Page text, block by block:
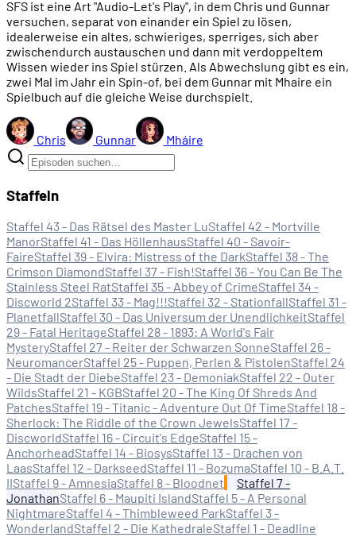
SFS ist eine Art "Audio-Let's Play", in dem Chris und Gunnar
versuchen, separat von einander ein Spiel zu lösen,
idealerweise ein altes, schwieriges, sperriges, sich aber
zwischendurch austauschen und dann mit verdoppeltem
Wissen wieder ins Spiel stürzen. Als Abwechslung gibt es ein,
zwei Mal im Jahr ein Spin-of, bei dem Gunnar mit Mhaire ein
Spielbuch auf die gleiche Weise durchspielt.
Chris Gunnar Mháire
Staffeln
Staffel 43 - Das Rätsel des Master LuStaffel 42 - Mortville
ManorStaffel 41 - Das HöllenhausStaffel 40 - Savoir-
FaireStaffel 39 - Elvira: Mistress of the DarkStaffel 38 - The
Crimson DiamondStaffel 37 - Fish!Staffel 36 - You Can Be The
Stainless Steel RatStaffel 35 - Abbey of CrimeStaffel 34 -
Discworld 2Staffel 33 - Mag!!!Staffel 32 - StationfallStaffel 31 -
PlanetfallStaffel 30 - Das Universum der UnendlichkeitStaffel
29 - Fatal HeritageStaffel 28 - 1893: A World's Fair
MysteryStaffel 27 - Reiter der Schwarzen SonneStaffel 26 -
NeuromancerStaffel 25 - Puppen, Perlen & PistolenStaffel 24
- Die Stadt der DiebeStaffel 23 - DemoniakStaffel 22 - Outer
WildsStaffel 21 - KGBStaffel 20 - The King Of Shreds And
PatchesStaffel 19 - Titanic - Adventure Out Of TimeStaffel 18 -
Sherlock: The Riddle of the Crown JewelsStaffel 17 -
DiscworldStaffel 16 - Circuit's EdgeStaffel 15 -
AnchorheadStaffel 14 - BiosysStaffel 13 - Drachen von
LaasStaffel 12 - DarkseedStaffel 11 - BozumaStaffel 10 - B.A.T.
IIStaffel 9 - AmnesiaStaffel 8 - Bloodnet
Staffel 7 -
JonathanStaffel 6 - Maupiti IslandStaffel 5 - A Personal
NightmareStaffel 4 - Thimbleweed ParkStaffel 3 -
WonderlandStaffel 2 - Die KathedraleStaffel 1 - Deadline